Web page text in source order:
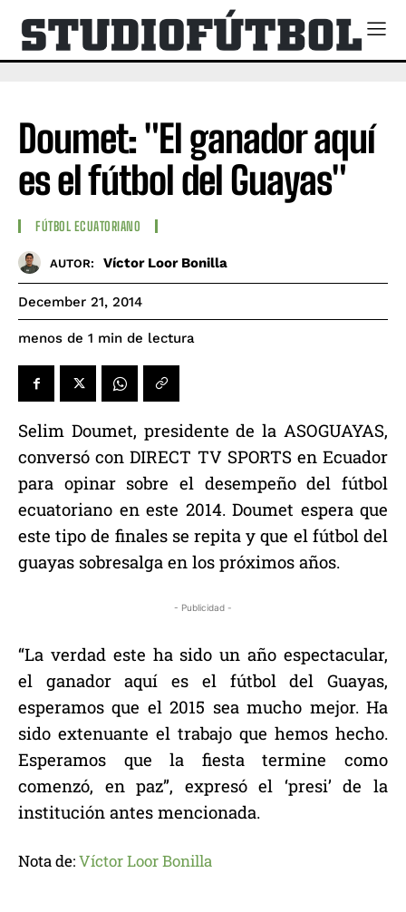
Doumet: "El ganador aquí
es el fútbol del Guayas"
FÚTBOL ECUATORIANO
AUTOR: Víctor Loor Bonilla
December 21, 2014
menos de 1 min de lectura
Selim Doumet, presidente de la ASOGUAYAS,
conversó con DIRECT TV SPORTS en Ecuador
para opinar sobre el desempeño del fútbol
ecuatoriano en este 2014. Doumet espera que
este tipo de finales se repita y que el fútbol del
guayas sobresalga en los próximos años.
- Publicidad -
“La verdad este ha sido un año espectacular,
el ganador aquí es el fútbol del Guayas,
esperamos que el 2015 sea mucho mejor. Ha
sido extenuante el trabajo que hemos hecho.
Esperamos que la fiesta termine como
comenzó, en paz”, expresó el ‘presi’ de la
institución antes mencionada.
Nota de:Víctor Loor Bonilla